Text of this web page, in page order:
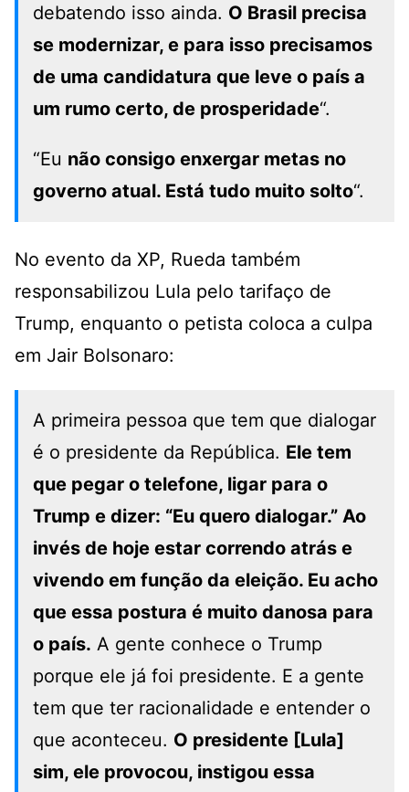
debatendo isso ainda. O Brasil precisa
se modernizar, e para isso precisamos
de uma candidatura que leve o país a
um rumo certo, de prosperidade“.
“Eu não consigo enxergar metas no
governo atual. Está tudo muito solto“.
No evento da XP, Rueda também
responsabilizou Lula pelo tarifaço de
Trump, enquanto o petista coloca a culpa
em Jair Bolsonaro:
A primeira pessoa que tem que dialogar
é o presidente da República. Ele tem
que pegar o telefone, ligar para o
Trump e dizer: “Eu quero dialogar.” Ao
invés de hoje estar correndo atrás e
vivendo em função da eleição. Eu acho
que essa postura é muito danosa para
o país. A gente conhece o Trump
porque ele já foi presidente. E a gente
tem que ter racionalidade e entender o
que aconteceu. O presidente [Lula]
sim, ele provocou, instigou essa